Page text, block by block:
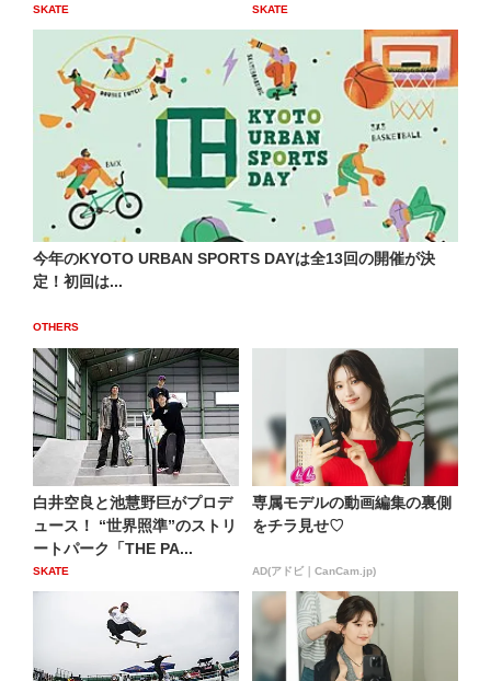
SKATE SKATE
今年のKYOTO URBAN SPORTS DAYは全13回の開催が決
定！初回は...
OTHERS
白井空良と池慧野巨がプロデ
ュース！ “世界照準”のストリ
ートパーク「THE PA...
SKATE
専属モデルの動画編集の裏側
をチラ見せ♡
AD(アドビ｜CanCam.jp)